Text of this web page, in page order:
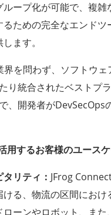
ループ化が可能で、複雑
るための完全なエンドツ
ます。
界を問わず、ソフトウェ
り統合されたベストプ
、開発者がDevSecOps
用するお客様のユースケ
リティ： JFrog
ける、物流の区間におけ
ローンやロボット、また